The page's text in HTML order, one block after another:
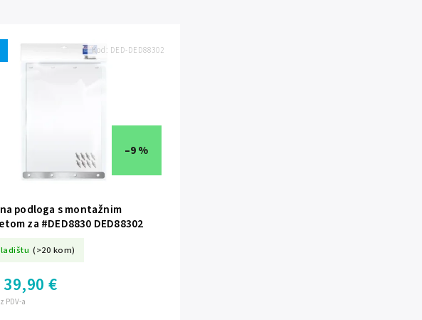
–9 %
podloga s montažnim
za #DED8830 DED88302
(>20 kom)
PDV-a
39,90 €
Kod: DED-DED88302